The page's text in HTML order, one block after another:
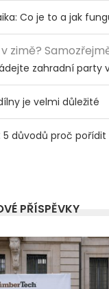
Co je to a jak
zimě?
zahradní party
je velmi důležité
5 důvodů proč pořídit
PŘÍSPĚVKY